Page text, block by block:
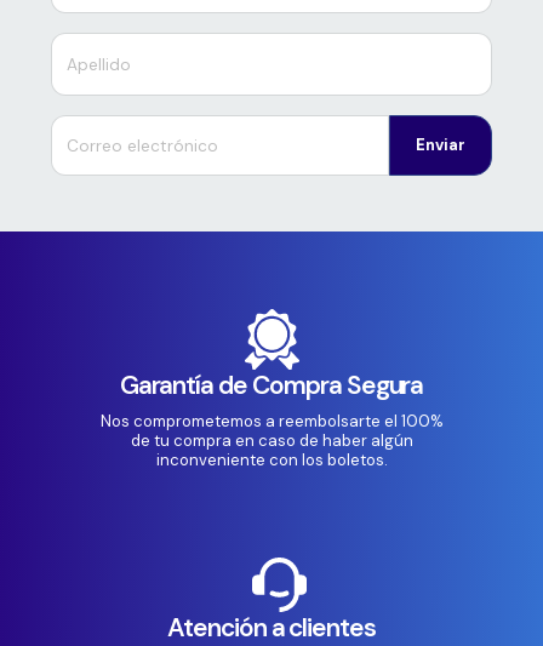
Enviar
Garantía de Compra Segura
Nos comprometemos a reembolsarte el 100%
de tu compra en caso de haber algún
inconveniente con los boletos.
Atención a clientes